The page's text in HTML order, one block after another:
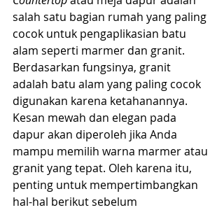
salah satu bagian rumah yang paling
cocok untuk pengaplikasian batu
alam seperti marmer dan granit.
Berdasarkan fungsinya, granit
adalah batu alam yang paling cocok
digunakan karena ketahanannya.
Kesan mewah dan elegan pada
dapur akan diperoleh jika Anda
mampu memilih warna marmer atau
granit yang tepat. Oleh karena itu,
penting untuk mempertimbangkan
hal-hal berikut sebelum